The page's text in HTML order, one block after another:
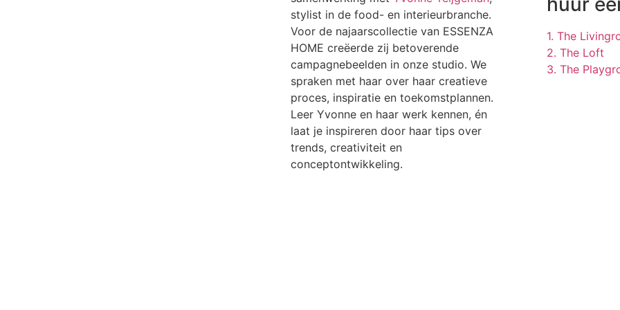
stylist in de food- en interieurbranche.
Voor de najaarscollectie van ESSENZA
HOME creëerde zij betoverende
campagnebeelden in onze studio. We
spraken met haar over haar creatieve
proces, inspiratie en toekomstplannen.
Leer Yvonne en haar werk kennen, én
laat je inspireren door haar tips over
trends, creativiteit en
conceptontwikkeling.
1. The
2. The Loft
3. The